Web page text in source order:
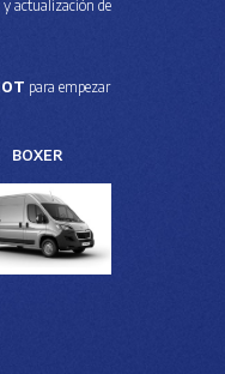
actualización de
para empezar
BOXER